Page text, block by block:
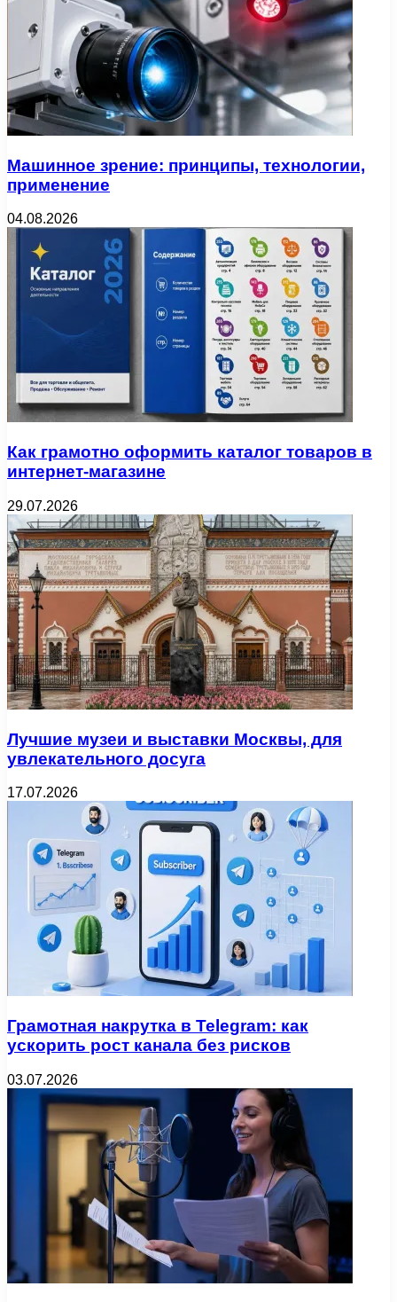
Машинное зрение: принципы, технологии,
применение
04.08.2026
Как грамотно оформить каталог товаров в
интернет-магазине
29.07.2026
Лучшие музеи и выставки Москвы, для
увлекательного досуга
17.07.2026
Грамотная накрутка в Telegram: как
ускорить рост канала без рисков
03.07.2026